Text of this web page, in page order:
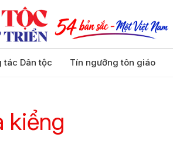
tác Dân tộc Tín ngưỡng tôn giáo
kiểng